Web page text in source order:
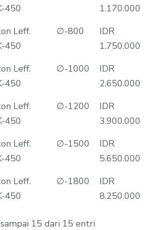
450
1.170.000
Leff.
450
∅-800
IDR
1.750.000
Leff.
450
∅-1000
IDR
2.650.000
Leff.
450
∅-1200
IDR
3.900.000
Leff.
450
∅-1500
IDR
5.650.000
Leff.
450
∅-1800
IDR
8.250.000
15 dari 15 entri